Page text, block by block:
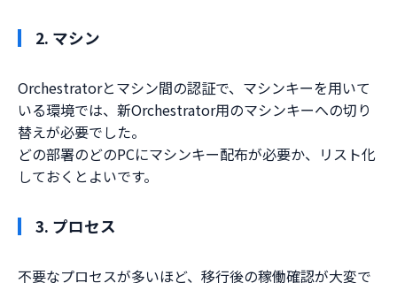
2. マシン
Orchestratorとマシン間の認証で、マシンキーを用いて
いる環境では、新Orchestrator用のマシンキーへの切り
替えが必要でした。
どの部署のどのPCにマシンキー配布が必要か、リスト化
しておくとよいです。
3. プロセス
不要なプロセスが多いほど、移行後の稼働確認が大変で